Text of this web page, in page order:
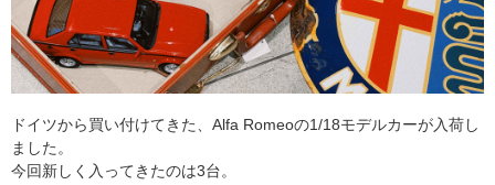
ドイツから買い付けてきた、Alfa Romeoの1/18モデルカーが入荷し
ました。
今回新しく入ってきたのは3台。